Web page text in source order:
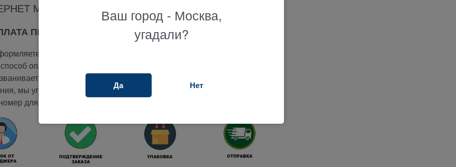
МАГАЗИНА ТЕРАБАЙТ МАРКЕТ
ПРИ ПОЛУЧЕНИИ
заказ на сайте.
оплаты -
вам и подтверждает заказ.
мы упакуем и отправим ваш заказ.
для отслеживания вашего заказа.
Ваш город - Москва,
угадали?
Да Нет